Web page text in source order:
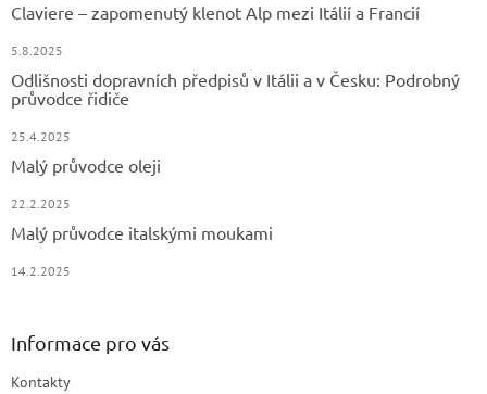
Claviere – zapomenutý klenot Alp mezi Itálií a Francií
5.8.2025
Odlišnosti dopravních předpisů v Itálii a v Česku: Podrobný
průvodce řidiče
25.4.2025
Malý průvodce oleji
22.2.2025
Malý průvodce italskými moukami
14.2.2025
Informace pro vás
Kontakty